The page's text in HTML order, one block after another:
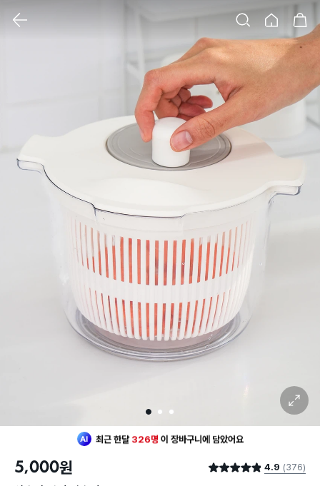
검색 홈 장바구니
1 2 3
확대 보기
최근 한달 326명 이 장바구니에 담았어요
장바구니에 담았어요
5,000원 별점 4.9점 4.9 (376)